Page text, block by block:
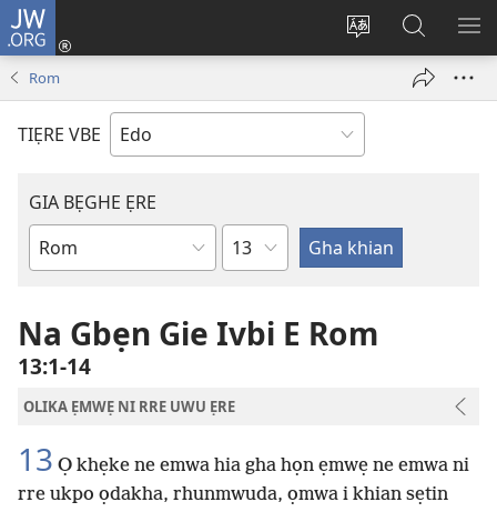
JW.ORG
Fie
ọghe
wẹbsaiti
Lọg
window)
Gualọ
JW.ORG
Rom
TIẸRE VBE
GIA BẸGHE ẸRE
Ebe
Baibol
Uhunmwu
Ebe
Na Gbẹn Gie Ivbi E Rom
13:1-14
OLIKA ẸMWẸ NI RRE UWU ẸRE
13 Ọ khẹke ne emwa hia gha họn ẹmwẹ ne emwa ni
rre ukpo ọdakha, rhunmwuda, ọmwa i khian sẹtin